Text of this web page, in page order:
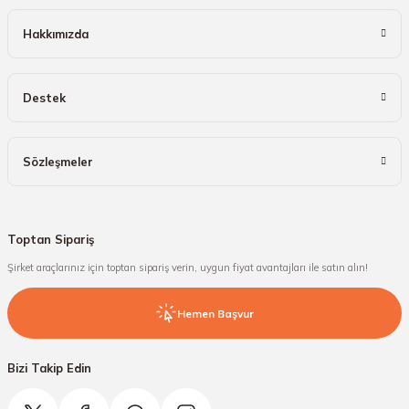
Hakkımızda
Destek
Sözleşmeler
Toptan Sipariş
Şirket araçlarınız için toptan sipariş verin, uygun fiyat avantajları ile satın alın!
Hemen Başvur
Bizi Takip Edin